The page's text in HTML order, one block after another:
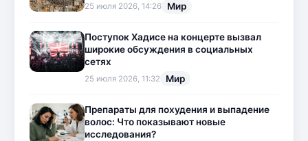
25 июля 2026, 14:26 Мир
Поступок Хадисе на концерте вызвал
широкие обсуждения в социальных
сетях
25 июля 2026, 11:32 Мир
Препараты для похудения и выпадение
волос: Что показывают новые
исследования?